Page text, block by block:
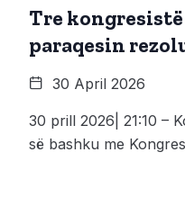
Tre
paraqesin
30 April 2026
30 prill 2026| 21:10 –
së bashku me